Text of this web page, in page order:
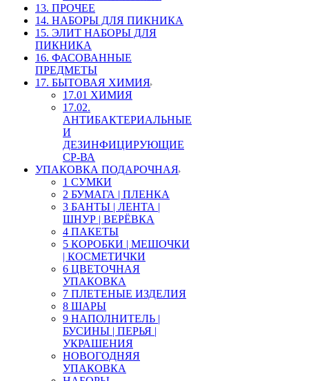
13. ПРОЧЕЕ
14. НАБОРЫ ДЛЯ ПИКНИКА
15. ЭЛИТ НАБОРЫ ДЛЯ
ПИКНИКА
16. ФАСОВАННЫЕ
ПРЕДМЕТЫ
17. БЫТОВАЯ ХИМИЯ
17.01 ХИМИЯ
17.02.
АНТИБАКТЕРИАЛЬНЫЕ
И
ДЕЗИНФИЦИРУЮЩИЕ
СР-ВА
УПАКОВКА ПОДАРОЧНАЯ
1 СУМКИ
2 БУМАГА | ПЛЕНКА
3 БАНТЫ | ЛЕНТА |
ШНУР | ВЕРЁВКА
4 ПАКЕТЫ
5 КОРОБКИ | МЕШОЧКИ
| КОСМЕТИЧКИ
6 ЦВЕТОЧНАЯ
УПАКОВКА
7 ПЛЕТЕНЫЕ ИЗДЕЛИЯ
8 ШАРЫ
9 НАПОЛНИТЕЛЬ |
БУСИНЫ | ПЕРЬЯ |
УКРАШЕНИЯ
НОВОГОДНЯЯ
УПАКОВКА